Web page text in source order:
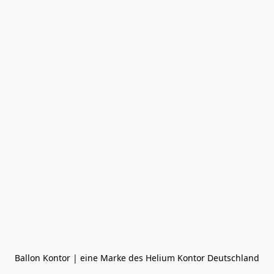
Ballon Kontor | eine Marke des Helium Kontor Deutschland